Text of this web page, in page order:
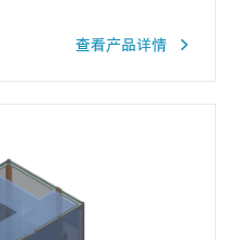
查看产品详情